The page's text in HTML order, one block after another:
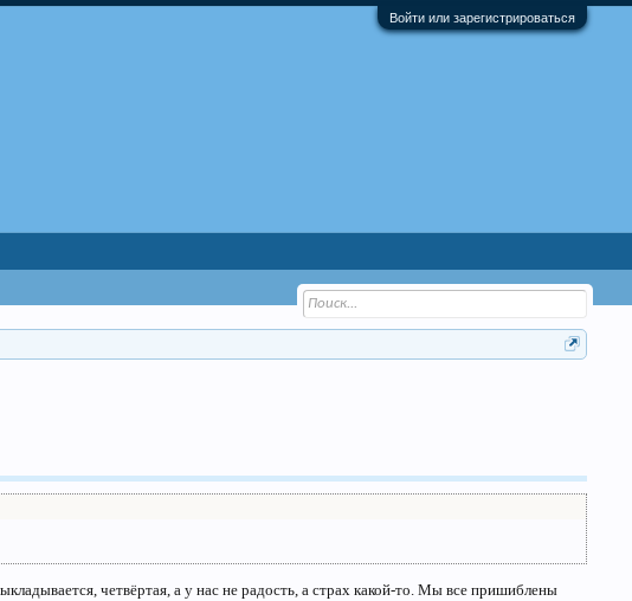
Войти или зарегистрироваться
четвёртая, а у нас не радость, а страх какой-то. Мы все пришиблены